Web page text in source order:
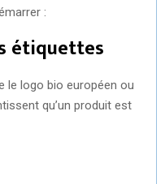
:
étiquettes
le logo bio européen ou
qu’un produit est